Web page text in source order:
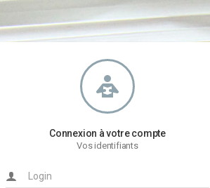
Connexion à votre compte
Vos identifiants